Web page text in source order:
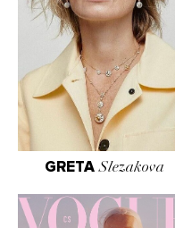
GRETA Slezakova